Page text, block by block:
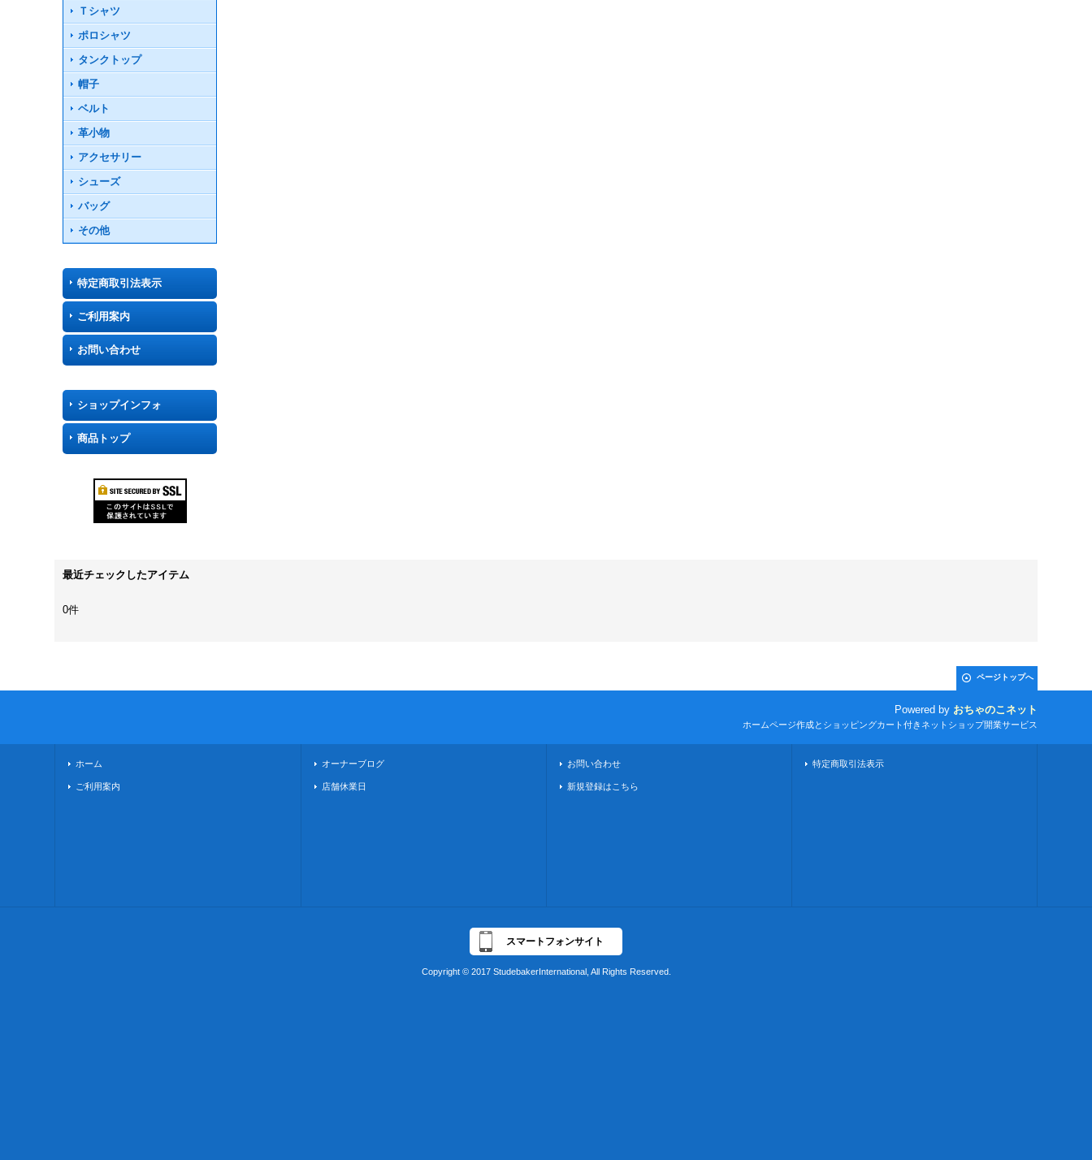
Ｔシャツ
ポロシャツ
タンクトップ
帽子
ベルト
革小物
アクセサリー
シューズ
バッグ
その他
特定商取引法表示
ご利用案内
お問い合わせ
ショップインフォ
商品トップ
最近チェックしたアイテム
0件
ページトップへ
Powered by おちゃのこネット
ホームページ作成とショッピングカート付きネットショップ開業サービス
ホーム
ご利用案内
オーナーブログ
店舗休業日
お問い合わせ
新規登録はこちら
特定商取引法表示
スマートフォンサイト
Copyright © 2017 StudebakerInternational, All Rights Reserved.